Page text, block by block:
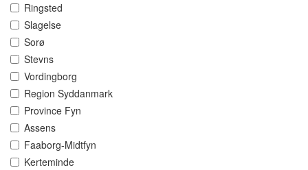
Ringsted
Slagelse
Sorø
Stevns
Vordingborg
Region Syddanmark
Province Fyn
Assens
Faaborg-Midtfyn
Kerteminde